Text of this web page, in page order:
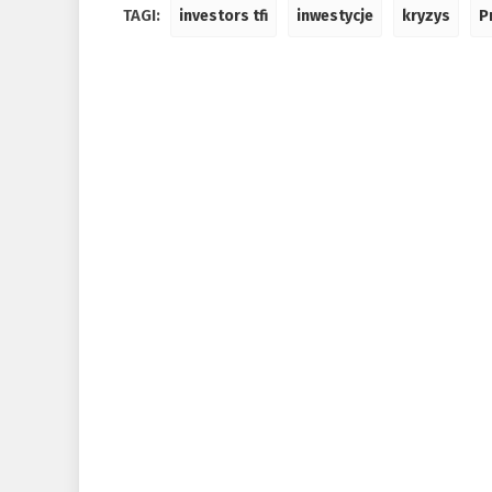
TAGI: investors tfi inwestycje kryzys